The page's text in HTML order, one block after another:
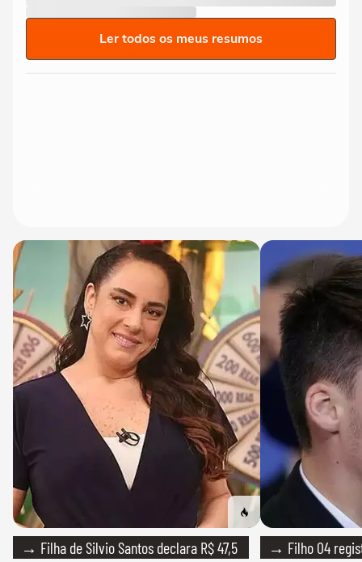
Ler todos os meus resumos
→ Filha de Silvio Santos declara R$ 47,5 → Filho 04